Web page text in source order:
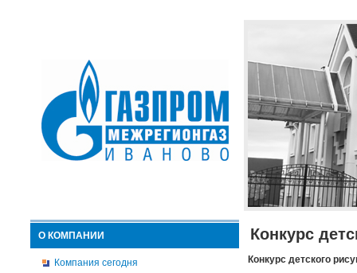
О КОМПАНИИ
Компания сегодня
Конкурс
Конкурс детского